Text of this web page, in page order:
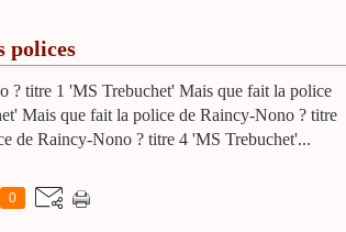
polices
? titre 1 'MS Trebuchet' Mais que fait la police
Mais que fait la police de Raincy-Nono ? titre
de Raincy-Nono ? titre 4 'MS Trebuchet'...
0